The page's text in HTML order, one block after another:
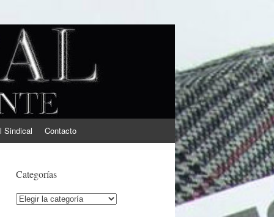
Sindical Contacto
Categorías
Categorías